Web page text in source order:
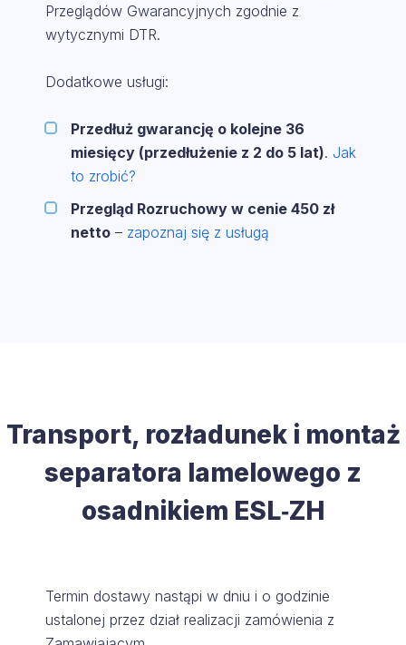
Przeglądów Gwarancyjnych zgodnie z
wytycznymi DTR.
Dodatkowe usługi:
Przedłuż gwarancję o kolejne 36
miesięcy (przedłużenie z 2 do 5 lat). Jak
to zrobić?
Przegląd Rozruchowy w cenie 450 zł
netto – zapoznaj się z usługą
Transport, rozładunek i montaż
separatora lamelowego z
osadnikiem ESL‑ZH
Termin dostawy nastąpi w dniu i o godzinie
ustalonej przez dział realizacji zamówienia z